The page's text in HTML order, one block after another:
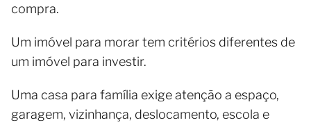
compra.
Um imóvel para morar tem critérios diferentes de
um imóvel para investir.
Uma casa para família exige atenção a espaço,
garagem, vizinhança, deslocamento, escola e